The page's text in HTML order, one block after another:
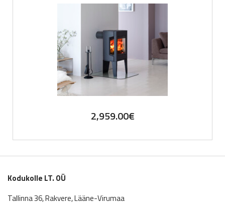
2,959.00€
Kodukolle LT. OÜ
Tallinna 36, Rakvere, Lääne-Virumaa